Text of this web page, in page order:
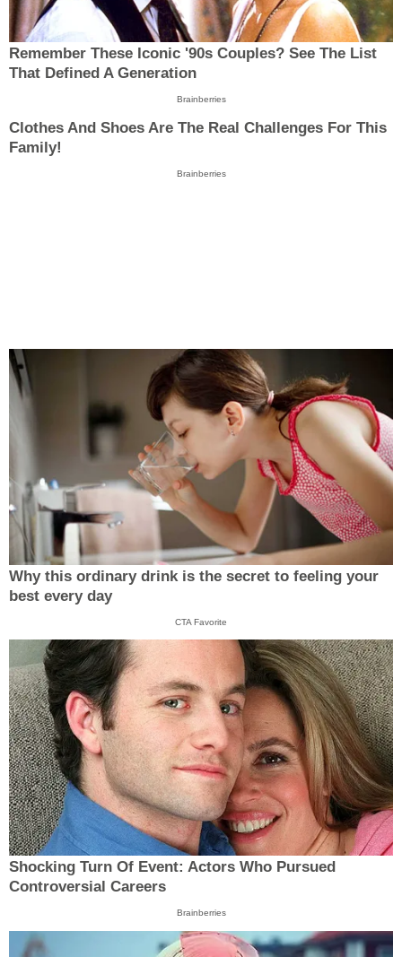
Remember These Iconic '90s Couples? See The List
That Defined A Generation
Brainberries
Clothes And Shoes Are The Real Challenges For This
Family!
Brainberries
Why this ordinary drink is the secret to feeling your
best every day
CTA Favorite
Shocking Turn Of Event: Actors Who Pursued
Controversial Careers
Brainberries